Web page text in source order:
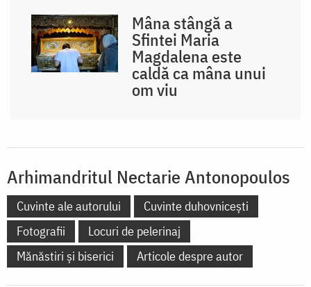
Mâna stângă a
Sfintei Maria
Magdalena este
caldă ca mâna unui
om viu
Arhimandritul Nectarie Antonopoulos
Cuvinte ale autorului
Cuvinte duhovnicești
Fotografii
Locuri de pelerinaj
Mănăstiri și biserici
Articole despre autor